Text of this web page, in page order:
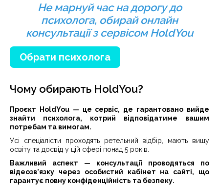
Не марнуй час на дорогу до
психолога, обирай онлайн
консультації з сервісом HoldYou
Обрати психолога
Чому обирають HoldYou?
Проєкт HoldYou — це сервіс, де гарантовано вийде
знайти психолога, котрий відповідатиме вашим
потребам та вимогам.
Усі спеціалісти проходять ретельний відбір, мають вищу
освіту та досвід у цій сфері понад 5 років.
Важливий аспект — консультації проводяться по
відеозв’язку через особистий кабінет на сайті, що
гарантує повну конфіденційність та безпеку.